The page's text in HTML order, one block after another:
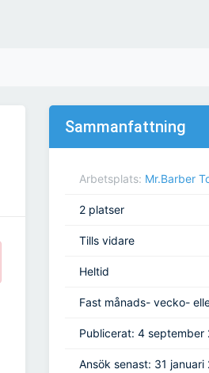
Sammanfattning
Arbetsplats: Mr.Barber
2 platser
Tills vidare
Heltid
Fast månads- vecko-
Publicerat: 4 september
Ansök senast: 31 januari